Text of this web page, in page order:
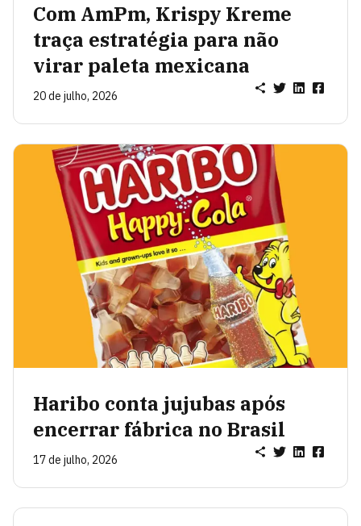
Com AmPm, Krispy Kreme
traça estratégia para não
virar paleta mexicana
20 de julho, 2026
Haribo conta jujubas após
encerrar fábrica no Brasil
17 de julho, 2026